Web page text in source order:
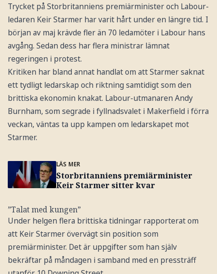
Trycket på Storbritanniens premiärminister och Labour-
ledaren Keir Starmer har varit hårt under en längre tid. I
början av maj krävde fler än 70 ledamöter i Labour hans
avgång. Sedan dess har flera ministrar lämnat
regeringen i protest.
Kritiken har bland annat handlat om att Starmer saknat
ett tydligt ledarskap och riktning samtidigt som den
brittiska ekonomin knakat. Labour-utmanaren Andy
Burnham, som segrade i fyllnadsvalet i Makerfield i förra
veckan, väntas ta upp kampen om ledarskapet mot
Starmer.
LÄS MER
Storbritanniens premiärminister
Keir Starmer sitter kvar
”Talat med kungen”
Under helgen flera brittiska tidningar rapporterat om
att Keir Starmer övervägt sin position som
premiärminister. Det är uppgifter som han själv
bekräftar på måndagen i samband med en pressträff